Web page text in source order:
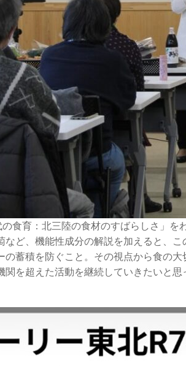
食育：北三陸の食材のすばらしさ」
など、機能性成分の解説を加えると、
の蓄積を防ぐこと。その視点から食の
関を超えた活動を継続していきたいと思